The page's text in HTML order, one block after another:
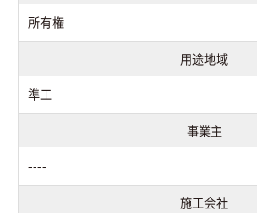
所有権
用途地域
準工
事業主
----
施工会社